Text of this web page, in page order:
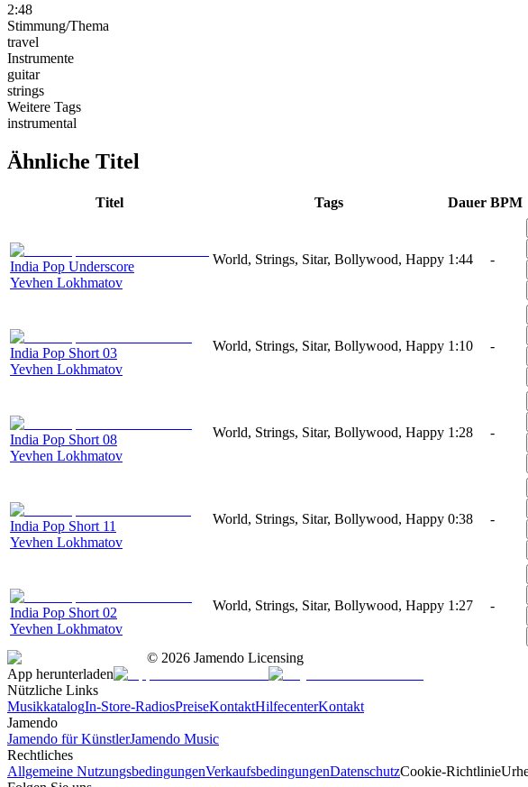
2:48
Stimmung/Thema
travel
Instrumente
guitar
strings
Weitere Tags
instrumental
Ähnliche Titel
Titel Tags Dauer BPM
India Pop Underscore
Yevhen Lokhmatov
World, Strings, Sitar, Bollywood, Happy 1:44 -
India Pop Short 03
Yevhen Lokhmatov
World, Strings, Sitar, Bollywood, Happy 1:10 -
India Pop Short 08
Yevhen Lokhmatov
World, Strings, Sitar, Bollywood, Happy 1:28 -
India Pop Short 11
Yevhen Lokhmatov
World, Strings, Sitar, Bollywood, Happy 0:38 -
India Pop Short 02
Yevhen Lokhmatov
World, Strings, Sitar, Bollywood, Happy 1:27 -
© 2026 Jamendo Licensing
App herunterladen
Nützliche Links
MusikkatalogIn-Store-RadiosPreiseKontaktHilfecenterKontakt
Jamendo
Jamendo für KünstlerJamendo Music
Rechtliches
Allgemeine NutzungsbedingungenVerkaufsbedingungenDatenschutzCookie-Richtlinie